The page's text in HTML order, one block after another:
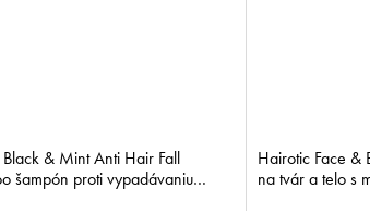
& Mint Anti Hair Fall
šampón proti vypadávaniu
Hairotic Face &
na tvár a telo s